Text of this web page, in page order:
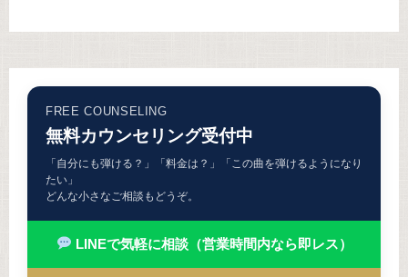
FREE COUNSELING
無料カウンセリング受付中
「自分にも弾ける？」「料金は？」「この曲を弾けるようになり
たい」
どんな小さなご相談もどうぞ。
LINEで気軽に相談（営業時間内なら即レス）